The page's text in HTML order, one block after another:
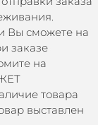
Вы сможете на
заказе
на
товара
выставлен